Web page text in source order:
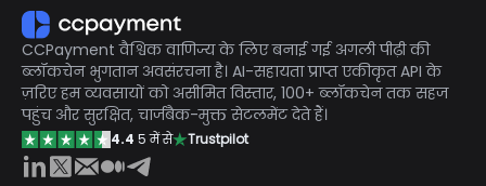
CCPayment वैश्विक वाणिज्य के लिए बनाई गई अगली पीढ़ी की
ब्लॉकचेन भुगतान अवसंरचना है। AI-सहायता प्राप्त एकीकृत API के
ज़रिए हम व्यवसायों को असीमित विस्तार, 100+ ब्लॉकचेन तक सहज
पहुंच और सुरक्षित, चार्जबैक-मुक्त सेटलमेंट देते हैं।
4.4 5 में से Trustpilot